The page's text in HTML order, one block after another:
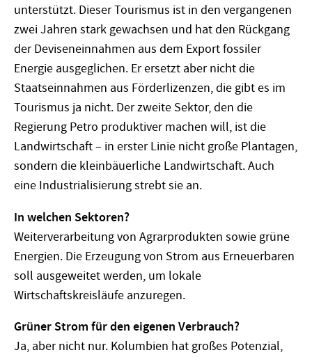
unterstützt. Dieser Tourismus ist in den vergangenen
zwei Jahren stark gewachsen und hat den Rückgang
der Deviseneinnahmen aus dem Export fossiler
Energie ausgeglichen. Er ersetzt aber nicht die
Staatseinnahmen aus Förderlizenzen, die gibt es im
Tourismus ja nicht. Der zweite Sektor, den die
Regierung Petro produktiver machen will, ist die
Landwirtschaft – in erster Linie nicht große Plantagen,
sondern die kleinbäuerliche Landwirtschaft. Auch
eine Industrialisierung strebt sie an.
In welchen Sektoren?
Weiterverarbeitung von Agrarprodukten sowie grüne
Energien. Die Erzeugung von Strom aus Erneuerbaren
soll ausgeweitet werden, um lokale
Wirtschaftskreisläufe anzuregen.
Grüner Strom für den eigenen Verbrauch?
Ja, aber nicht nur. Kolumbien hat großes Potenzial,